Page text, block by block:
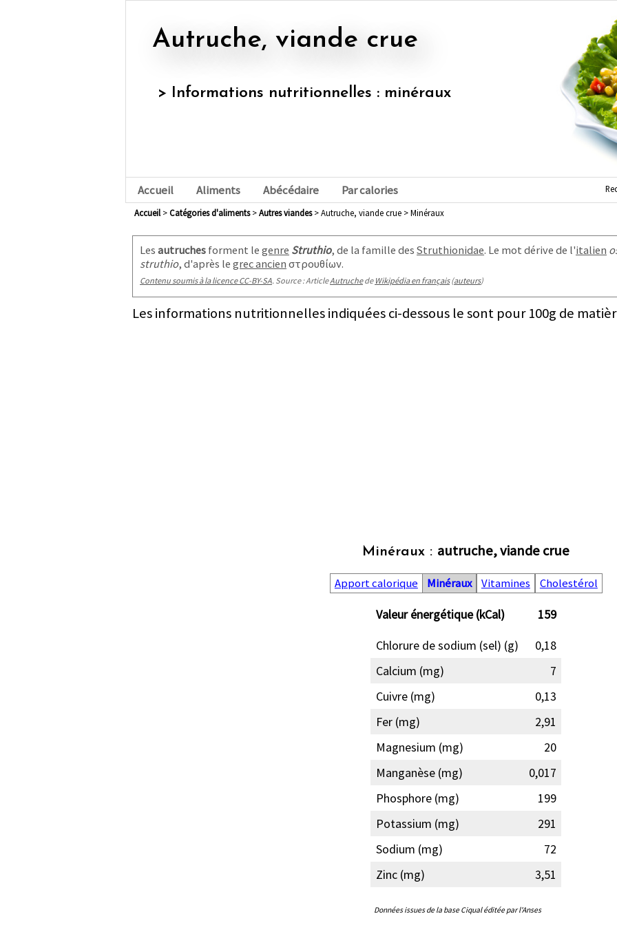
Autruche, viande crue
> Informations nutritionnelles : minéraux
Accueil Aliments Abécédaire Par calories
Accueil> Catégories d'aliments> autres viandes> Autruche, viande crue > Minéraux
Lesautruches forment legenre Struthio, de la famille desStruthionidae. Le mot dérive de l'italien
struthio, d'après legrec ancien στρουθίων.
Contenu soumis à la licence CC-BY-SA. Source : ArticleAutruchede Wikipédia en français(auteurs)
Les informations nutritionnelles indiquées ci-dessous le sont pour 100g de
Minéraux : autruche, viande crue
Apport calorique Minéraux Vitamines Cholestérol
Valeur énergétique (kCal)
159
Chlorure de sodium (sel) (g)
0,18
Calcium (mg)
7
Cuivre (mg)
0,13
Fer (mg)
2,91
Magnesium (mg)
20
Manganèse (mg)
0,017
Phosphore (mg)
199
Potassium (mg)
291
Sodium (mg)
72
Zinc (mg)
3,51
Données issues de la base Ciqual éditée par l'Anses